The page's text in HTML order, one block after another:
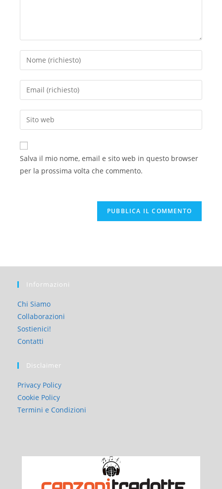
Salva il mio nome, email e sito web in questo browser
per la prossima volta che commento.
Informazioni
Chi Siamo
Collaborazioni
Sostienici!
Contatti
Disclaimer
Privacy Policy
Cookie Policy
Termini e Condizioni